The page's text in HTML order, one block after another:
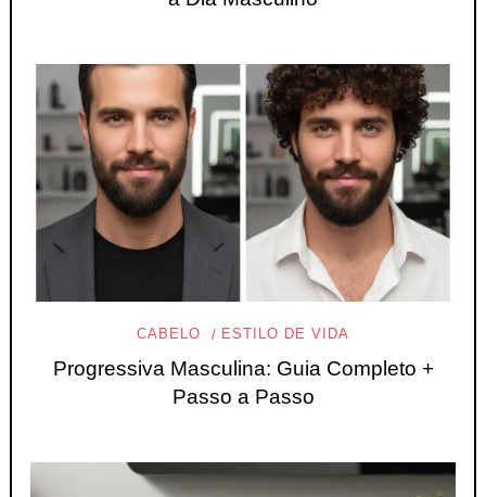
CABELO ESTILO DE VIDA
Progressiva Masculina: Guia Completo +
Passo a Passo